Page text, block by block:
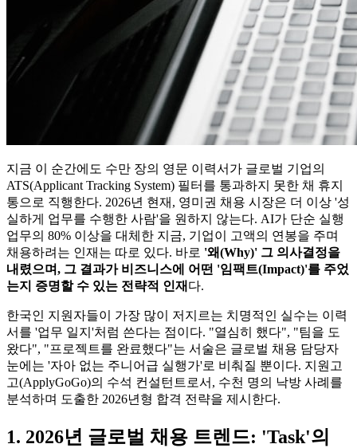
지금 이 순간에도 수만 장의 영문 이력서가 글로벌 기업의
ATS(Applicant Tracking System) 필터를 통과하지 못한 채 휴지
통으로 직행한다. 2026년 현재, 영미권 채용 시장은 더 이상 '성
실하게 업무를 수행한 사람'을 원하지 않는다. AI가 단순 실행
업무의 80% 이상을 대체한 지금, 기업이 고액의 연봉을 주며
채용하려는 인재는 따로 있다. 바로 '왜(Why)' 그 의사결정을
내렸으며, 그 결과가 비즈니스에 어떤 '임팩트(Impact)'를 주었
는지 증명할 수 있는 전략적 인재​ 다.
한국인 지원자들이 가장 많이 저지르는 치명적인 실수는 이력
서를 '업무 일지'처럼 쓴다는 점이다. "열심히 했다", "팀을 도
왔다", "프로젝트를 완료했다"는 서술은 글로벌 채용 담당자
눈에는 '자아 없는 주니어급 실행가'로 비춰질 뿐이다. 지원고
고(ApplyGoGo)의 수석 컨설턴트로서, 수천 명의 낙방 사례를
분석하며 도출한 2026년형 합격 전략을 제시한다.
1. 2026년 글로벌 채용 트렌드: 'Task'의